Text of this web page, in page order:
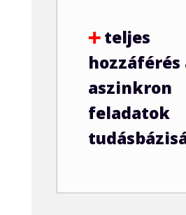
➕teljes
hozzáférés
aszinkron
feladatok